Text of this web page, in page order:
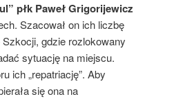
płk Paweł Grigorijewicz
Szacował on ich liczbę
gdzie rozlokowany
sytuację na miejscu.
ich „repatriację”. Aby
się ona na